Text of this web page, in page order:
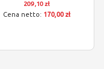
209,10 zł
170,00 zł